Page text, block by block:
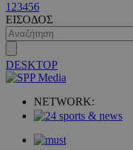
1 23456
ΕΙΣΟΔΟΣ
DESKTOP
NETWORK: